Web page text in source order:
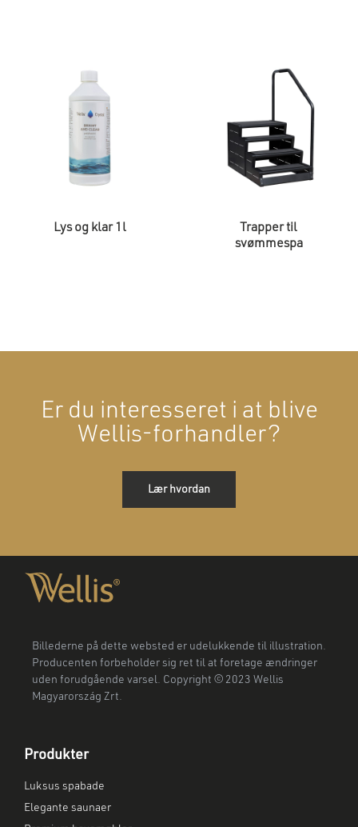
Lys og klar 1l
Trapper til
svømmespa
Er du interesseret i at blive
Wellis-forhandler?
Lær hvordan
Billederne på dette websted er udelukkende til illustration.
Producenten forbeholder sig ret til at foretage ændringer
uden forudgående varsel. Copyright © 2023 Wellis
Magyarország Zrt.
Produkter
Luksus spabade
Elegante saunaer